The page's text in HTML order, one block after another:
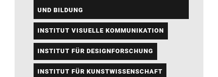
UND BILDUNG
INSTITUT VISUELLE KOMMUNIKATION
INSTITUT FÜR DESIGNFORSCHUNG
INSTITUT FÜR KUNSTWISSENSCHAFT